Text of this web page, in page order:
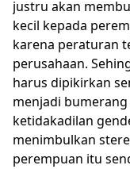
justru akan
kecil kepada
karena peraturan
perusahaan.
harus dipikirkan
menjadi
ketidakadilan
menimbulkan
perempuan itu